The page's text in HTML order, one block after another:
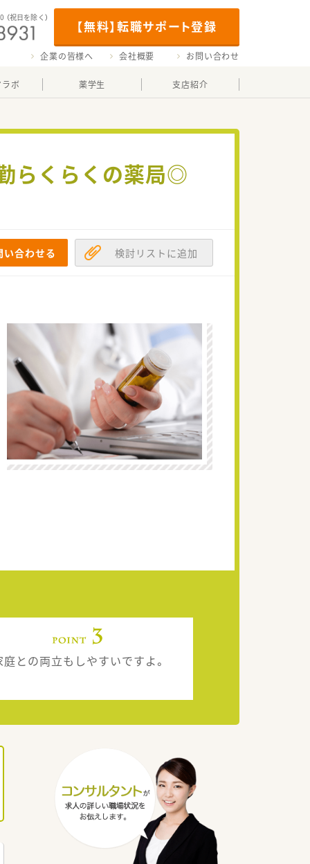
【無料】転職サポート登録
（祝日を除く）
企業の皆様へ 会社概要 お問い合わせ
ボ 薬学生 支店紹介
らくらくの薬局◎
い合わせる 検討リストに追加
との両立もしやすいですよ。